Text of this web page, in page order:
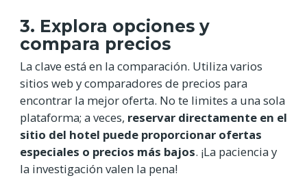
3. Explora opciones y
compara precios
La clave está en la comparación. Utiliza varios
sitios web y comparadores de precios para
encontrar la mejor oferta. No te limites a una sola
plataforma; a veces, reservar directamente en el
sitio del hotel puede proporcionar ofertas
especiales o precios más bajos. ¡La paciencia y
la investigación valen la pena!